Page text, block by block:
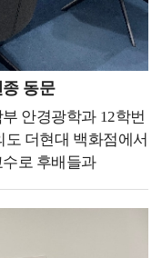
알았다면 얼마나 큰
는 일들이 잘 될지 안
하지 않으신다면 될
꾸시는 것도
는 제 좌우명처럼
을 때 삶에서 가장 큰
이 0.1%라도 있다면
응원하겠습니다.
었습니다. 당신은
에 우회했다고
었을지라도 가장
금을 울렸습니다.
. 물론 책이나
지만 직접 경험하는
는 저의 소중한
위한 시간보다 훨씬
교를 대중에게
수 있어 뿌듯한
들이 쌓이고 쌓여서
못할 추억으로 남을
후배들에게 가장
분은 마음가짐과
수업이든 강의를
동문
안경광학과 12학번
더현대 백화점에서
로 후배들과
이 흘러서 6년 차를